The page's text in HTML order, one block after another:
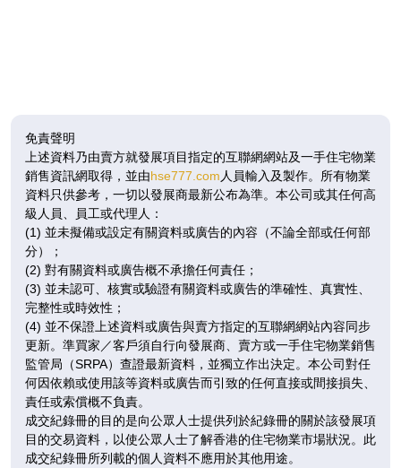
免責聲明
上述資料乃由賣方就發展項目指定的互聯網網站及一手住宅物業
銷售資訊網取得，並由hse777.com 人員輸入及製作。所有物業
資料只供參考，一切以發展商最新公布為準。本公司或其任何高
級人員、員工或代理人：
(1) 並未擬備或設定有關資料或廣告的內容（不論全部或任何部
分）；
(2) 對有關資料或廣告概不承擔任何責任；
(3) 並未認可、核實或驗證有關資料或廣告的準確性、真實性、
完整性或時效性；
(4) 並不保證上述資料或廣告與賣方指定的互聯網網站內容同步
更新。準買家／客戶須自行向發展商、賣方或一手住宅物業銷售
監管局（SRPA）查證最新資料，並獨立作出決定。本公司對任
何因依賴或使用該等資料或廣告而引致的任何直接或間接損失、
責任或索償概不負責。
成交紀錄冊的目的是向公眾人士提供列於紀錄冊的關於該發展項
目的交易資料，以使公眾人士了解香港的住宅物業市場狀況。此
成交紀錄冊所列載的個人資料不應用於其他用途。